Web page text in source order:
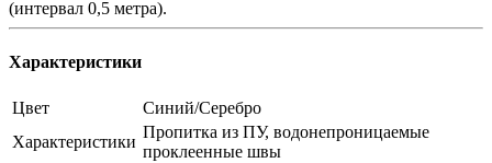
(интервал 0,5 метра).
Характеристики
Цвет
Синий/Серебро
Характеристики
Пропитка из ПУ, водонепроницаемые
проклеенные швы